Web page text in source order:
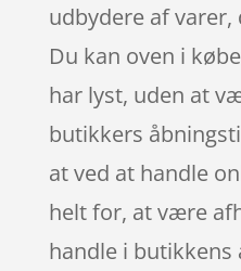
udbydere af
Du kan oven i
har lyst, uden at
butikkers
at ved at handle
helt for, at være
handle i butikkens